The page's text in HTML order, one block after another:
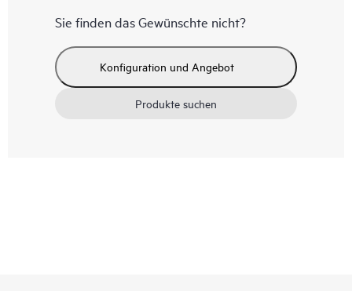
Sie finden das Gewünschte nicht?
Konfiguration und Angebot
Produkte suchen